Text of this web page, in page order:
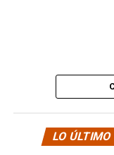
tele y
hacer
LO ÚLTIMO